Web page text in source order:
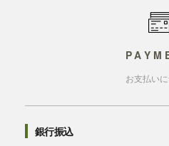
お支払い
銀行振込